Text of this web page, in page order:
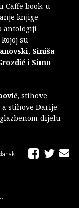
Caffe book-u
knjige
antologiji
su
, Siniša
i Simo
, stihove
a stihove Darije
dijelu
–